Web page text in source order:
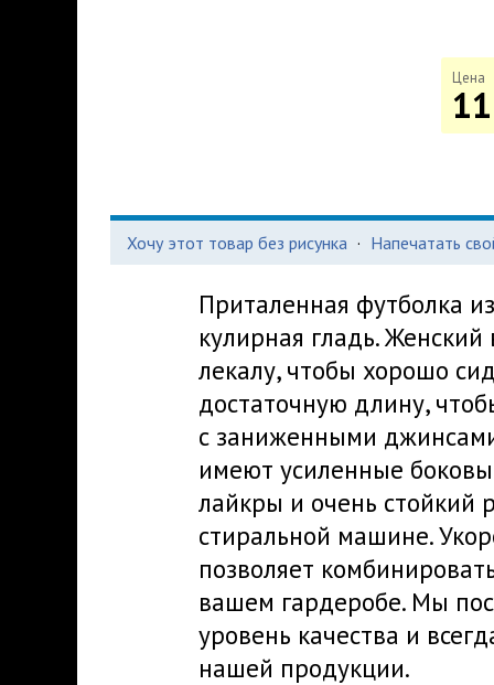
Цена
Хочу этот товар без рисунка · Напечатать
Приталенная футболка
кулирная гладь.
лекалу, чтобы хорошо
достаточную длину,
с заниженными
имеют усиленные
лайкры и очень стойкий
стиральной машине.
позволяет
вашем гардеробе. Мы
уровень качества и
нашей продукции.